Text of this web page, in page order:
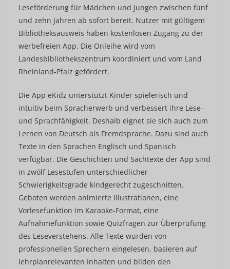
Leseförderung für Mädchen und Jungen zwischen fünf
und zehn Jahren ab sofort bereit. Nutzer mit gültigem
Bibliotheksausweis haben kostenlosen Zugang zu der
werbefreien App. Die Onleihe wird vom
Landesbibliothekszentrum koordiniert und vom Land
Rheinland-Pfalz gefördert.
Die App eKidz unterstützt Kinder spielerisch und
intuitiv beim Spracherwerb und verbessert ihre Lese-
und Sprachfähigkeit. Deshalb eignet sie sich auch zum
Lernen von Deutsch als Fremdsprache. Dazu sind auch
Texte in den Sprachen Englisch und Spanisch
verfügbar. Die Geschichten und Sachtexte der App sind
in zwölf Lesestufen unterschiedlicher
Schwierigkeitsgrade kindgerecht zugeschnitten.
Geboten werden animierte Illustrationen, eine
Vorlesefunktion im Karaoke-Format, eine
Aufnahmefunktion sowie Quizfragen zur Überprüfung
des Leseverstehens. Alle Texte wurden von
professionellen Sprechern eingelesen, basieren auf
lehrplanrelevanten Inhalten und bilden den